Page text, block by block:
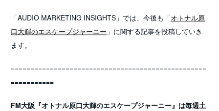
「AUDIO MARKETING INSIGHTS」では、今後も「オトナル原
口大輝のエスケープジャーニー 」に関する記事を投稿していき
ます。
==================================================
===========
FM大阪『オトナル原口大輝のエスケープジャーニー』は毎週土